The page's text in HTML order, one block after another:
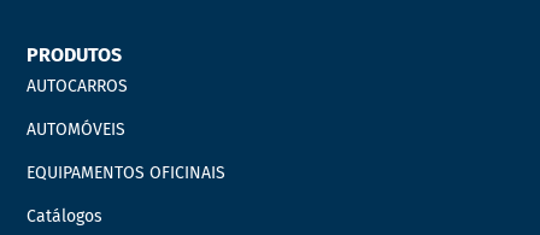
PRODUTOS
AUTOCARROS
AUTOMÓVEIS
EQUIPAMENTOS OFICINAIS
Catálogos